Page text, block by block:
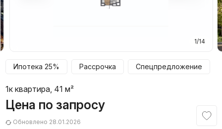
1/14
Ипотека 25% Рассрочка Спецпредложение
1к квартира, 41 м²
Цена по запросу
Обновлено 28.01.2026